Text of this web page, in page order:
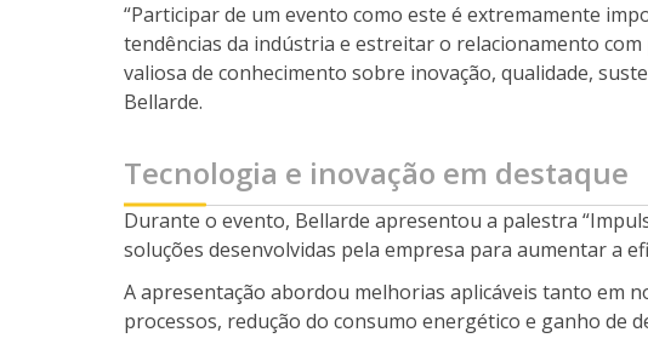
“Participar de um evento como este é extremamente
tendências da indústria e estreitar o relacionamento
valiosa de conhecimento sobre inovação, qualidade,
Bellarde.
Tecnologia e inovação em destaque
Durante o evento, Bellarde apresentou a palestra
soluções desenvolvidas pela empresa para aumentar a
A apresentação abordou melhorias aplicáveis tanto em
processos, redução do consumo energético e ganho de